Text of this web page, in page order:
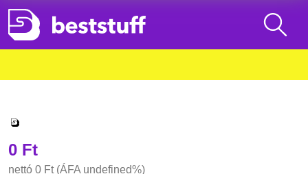
0 Ft
nettó 0 Ft (ÁFA undefined%)